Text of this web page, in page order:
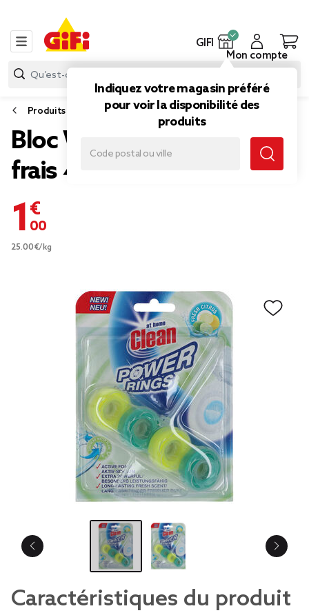
GIFI
Indiquez votre magasin préféré
pour voir la disponibilité des
produits
Mon compte
Produits d’entretien
Bloc WC senteur citron
frais 40g
1,00 €
25.00€/kg
Caractéristiques du produit